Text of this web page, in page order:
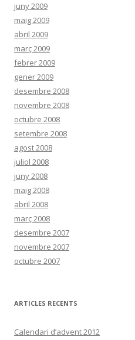
juny 2009
maig 2009
abril 2009
març 2009
febrer 2009
gener 2009
desembre 2008
novembre 2008
octubre 2008
setembre 2008
agost 2008
juliol 2008
juny 2008
maig 2008
abril 2008
març 2008
desembre 2007
novembre 2007
octubre 2007
ARTICLES RECENTS
Calendari d’advent 2012